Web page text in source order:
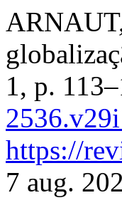
1, p.
https://
7 aug.